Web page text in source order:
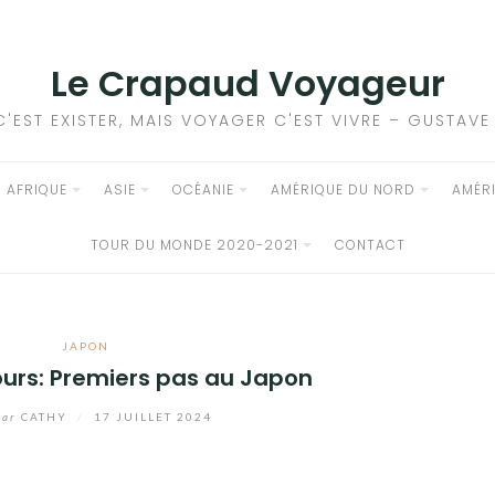
Le Crapaud Voyageur
EXISTER, MAIS VOYAGER C'EST VIVRE –
AFRIQUE ASIE OCÉANIE AMÉRIQUE DU NORD
TOUR DU MONDE 2020-2021 CONTACT
JAPON
Premiers pas au Japon
CATHY 17 JUILLET 2024